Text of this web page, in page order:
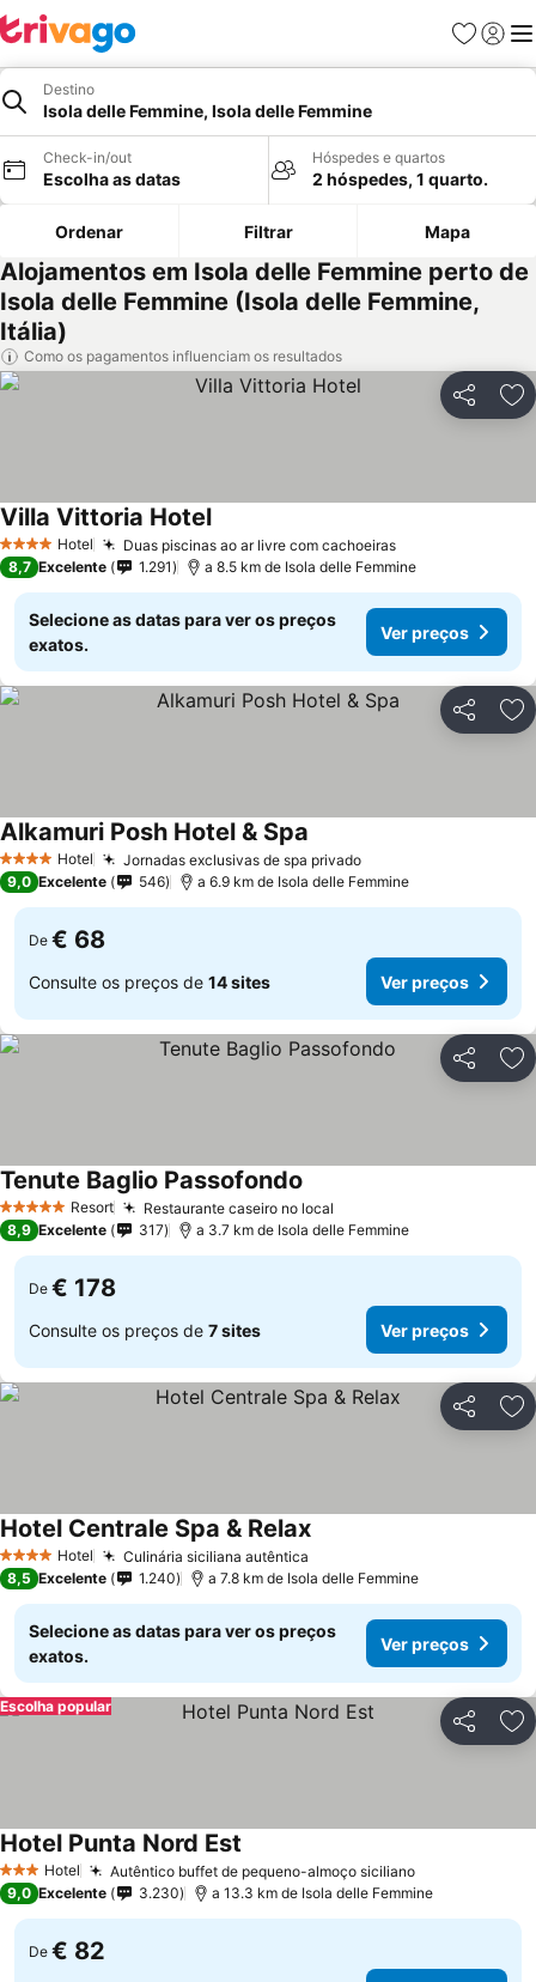
Favoritos
Iniciar
Destino
Isola delle Femmine, Isola delle Femmine
Check-in/out
Escolha as datas
Hóspedes e quartos
2 hóspedes, 1 quarto.
Ordenar Filtrar Mapa
Alojamentos em Isola delle Femmine perto de
Isola delle Femmine (Isola delle Femmine,
Itália)
Como os pagamentos influenciam os resultados
Partilhar
4 EstrelasHotel Duas piscinas ao ar livre com cachoeiras
Villa Vittoria Hotel
8,7 Excelente 1.291 a 8.5 km de Isola delle Femmine
Selecione as datas para ver os preços
exatos.
Ver preços
Partilhar
4 EstrelasHotel Jornadas exclusivas de spa privado
Alkamuri Posh Hotel & Spa
9,0 Excelente 546 a 6.9 km de Isola delle Femmine
De € 68
Consulte os preços de 14 sites Ver preços
Partilhar
5 Estrelas Resort Restaurante caseiro no local
Tenute Baglio Passofondo
8,9 Excelente 317 a 3.7 km de Isola delle Femmine
De € 178
Consulte os preços de 7 sites Ver preços
Partilhar
4 EstrelasHotel Culinária siciliana autêntica
Hotel Centrale Spa & Relax
8,5 Excelente 1.240 a 7.8 km de Isola delle Femmine
Selecione as datas para ver os preços
exatos.
Ver preços
Partilhar
Escolha popular
3 EstrelasHotel Autêntico buffet de pequeno-almoço siciliano
Hotel Punta Nord Est
9,0 Excelente 3.230 a 13.3 km de Isola delle Femmine
De € 82